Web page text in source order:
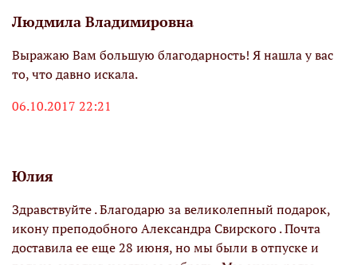
Людмила Владимировна
Выражаю Вам большую благодарность! Я нашла у вас
то, что давно искала.
06.10.2017 22:21
Юлия
Здравствуйте . Благодарю за великолепный подарок,
икону преподобного Александра Свирского . Почта
доставила ее еще 28 июня, но мы были в отпуске и